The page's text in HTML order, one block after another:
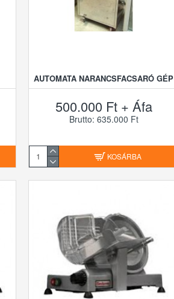
AUTOMATA NARANCSFACSARÓ GÉP
500.000 Ft + Áfa
Brutto: 635.000 Ft
KOSÁRBA